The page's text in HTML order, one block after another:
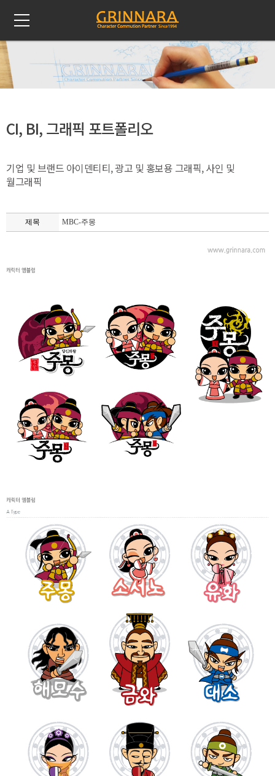
CI, BI, 그래픽 포트폴리오
기업 및 브랜드 아이덴티티, 광고 및 홍보용 그래픽, 사인 및
월그래픽
제목 MBC-주몽